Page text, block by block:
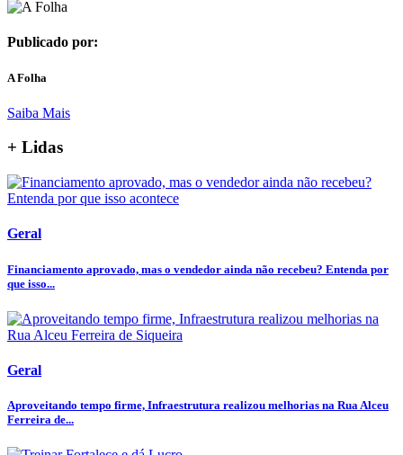
Publicado por:
A Folha
Saiba Mais
+ Lidas
Geral
Financiamento aprovado, mas o vendedor ainda não recebeu? Entenda por
que isso...
Geral
Aproveitando tempo firme, Infraestrutura realizou melhorias na Rua Alceu
Ferreira de...